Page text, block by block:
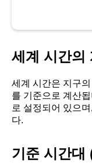
세계 시간의
세계 시간은 지구
를 기준으로 계산
로 설정되어 있으
다.
기준 시간대